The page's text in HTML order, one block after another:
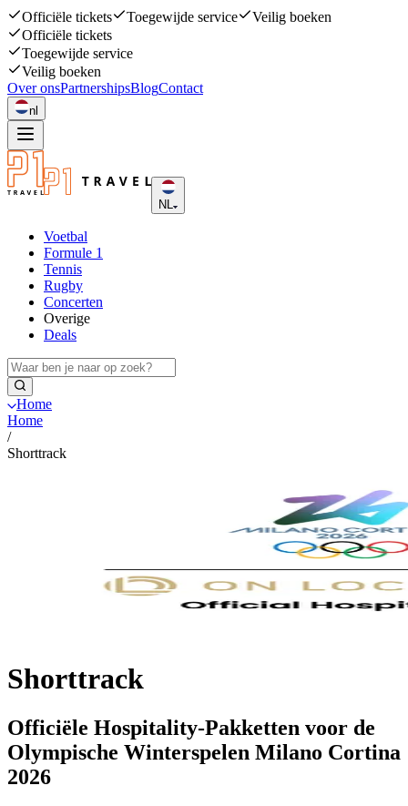
Officiële tickets Toegewijde service
Veilig boeken
Officiële tickets
Toegewijde service
Veilig boeken
Over onsPartnershipsBlogContact
nl
NL
Voetbal
Formule 1
Tennis
Rugby
Concerten
Overige
Deals
Home
Home
/
Shorttrack
Shorttrack
Officiële Hospitality-Pakketten voor de
Olympische Winterspelen Milano Cortina
2026